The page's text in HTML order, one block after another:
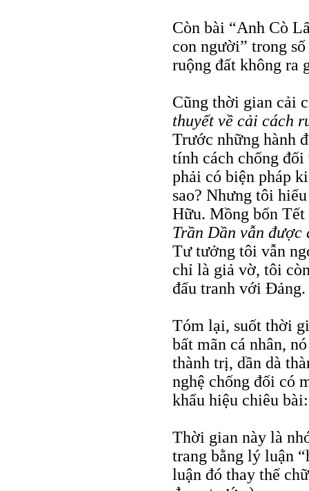
Còn bài “Anh Cò
con người” trong
ruộng đất không ra
Cũng thời gian cải
thuyết về cải cách
Trước những hành
tính cách chống
phải có biện pháp
sao? Nhưng tôi
Hữu. Mồng bốn
Trần Dần vẫn được
Tư tưởng tôi vẫn
chỉ là giả vờ, tôi
đấu tranh với Đảng.
Tóm lại, suốt thời
bất mãn cá nhân,
thành trị, dần dà
nghệ chống đối có
khẩu hiệu chiêu
Thời gian này là
trang bằng lý luận
luận đó thay thế